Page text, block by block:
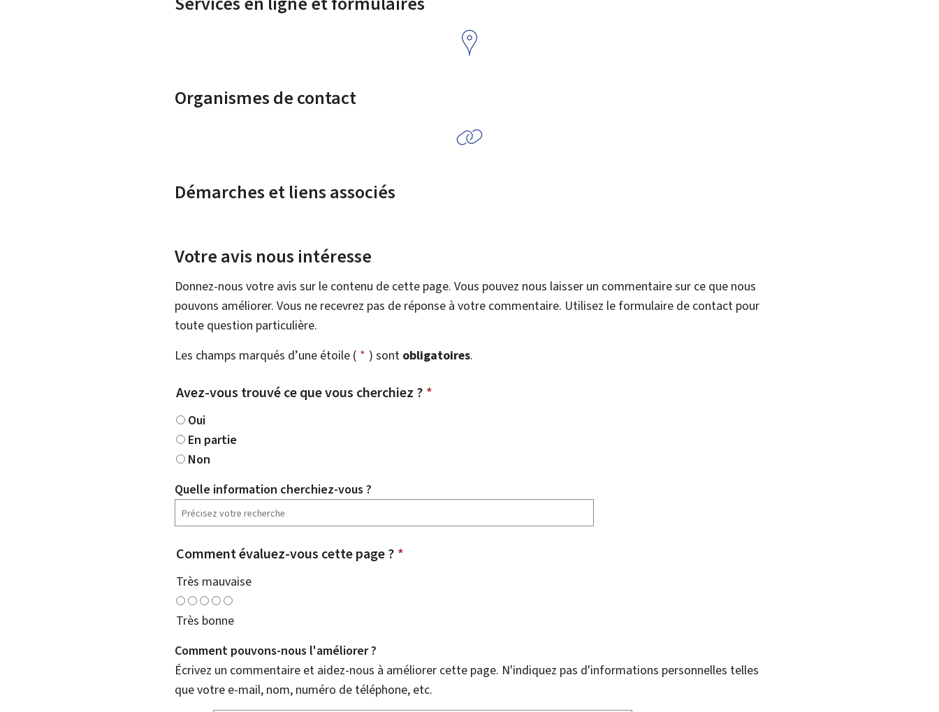
Organismes de contact
Démarches et liens associés
Votre avis nous intéresse
Donnez-nous votre avis sur le contenu de cette page. Vous pouvez nous laisser un commentaire sur ce que nous
pouvons améliorer. Vous ne recevrez pas de réponse à votre commentaire. Utilisez le formulaire de contact pour
toute question particulière.
Les champs marqués d’une étoile ( * ) sont obligatoires.
Avez-vous trouvé ce que vous cherchiez ? *
Oui
En partie
Non
Quelle information cherchiez-vous ?
Comment évaluez-vous cette page ? *
Très mauvaise
Très bonne
Comment pouvons-nous l'améliorer ?
Écrivez un commentaire et aidez-nous à améliorer cette page. N'indiquez pas d'informations personnelles telles
que votre e-mail, nom, numéro de téléphone, etc.